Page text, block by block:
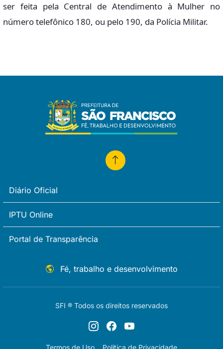
ser feita pela Central de Atendimento à Mulher no
número telefônico 180, ou pelo 190, da Polícia Militar.
Diário Oficial
IPTU Online
Portal de Transparência
Fé, trabalho e desenvolvimento
SFI ® Todos os direitos reservados
Termos de Uso Política de Privacidade